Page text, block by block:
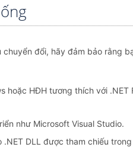
đổi, hãy đảm bảo rằng
hoặc HĐH tương thích với .NET
như Microsoft Visual Studio.
.NET DLL được tham chiếu